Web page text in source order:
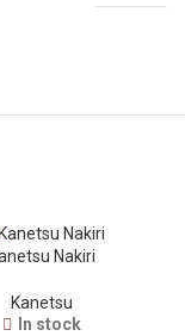
Nakiri
Kanetsu
In stock